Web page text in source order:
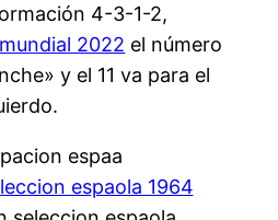
4-3-1-2,
2022 el número
y el 11 va para el